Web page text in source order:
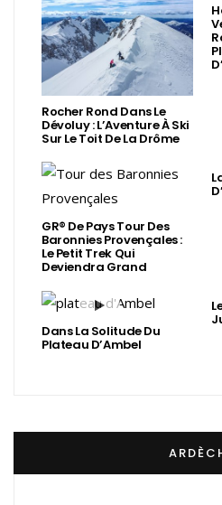
Rocher Rond Dans Le
Dévoluy : L’Aventure À Ski
Sur Le Toit De La Drôme
GR® De Pays Tour Des
Baronnies Provençales :
Le Petit Trek Qui
Deviendra Grand
Dans La Solitude Du
Plateau D’Ambel